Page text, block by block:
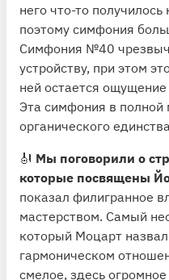
него что-то
поэтому симфония
Симфония №40
устройству, при этом
ней остается ощущение
Эта симфония в полной
органического
🎻 Мы поговорили о
которые посвящены
показал филигранное
мастерством. Самый
который Моцарт
гармоническом
смелое, здесь